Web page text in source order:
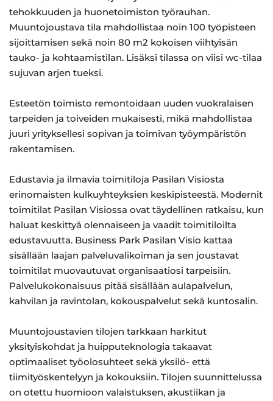
tehokkuuden ja huonetoimiston työrauhan.
Muuntojoustava tila mahdollistaa noin 100 työpisteen
sijoittamisen sekä noin 80 m2 kokoisen viihtyisän
tauko- ja kohtaamistilan. Lisäksi tilassa on viisi wc-tilaa
sujuvan arjen tueksi.
Esteetön toimisto remontoidaan uuden vuokralaisen
tarpeiden ja toiveiden mukaisesti, mikä mahdollistaa
juuri yrityksellesi sopivan ja toimivan työympäristön
rakentamisen.
Edustavia ja ilmavia toimitiloja Pasilan Visiosta
erinomaisten kulkuyhteyksien keskipisteestä. Modernit
toimitilat Pasilan Visiossa ovat täydellinen ratkaisu, kun
haluat keskittyä olennaiseen ja vaadit toimitiloilta
edustavuutta. Business Park Pasilan Visio kattaa
sisällään laajan palveluvalikoiman ja sen joustavat
toimitilat muovautuvat organisaatiosi tarpeisiin.
Palvelukokonaisuus pitää sisällään aulapalvelun,
kahvilan ja ravintolan, kokouspalvelut sekä kuntosalin.
Muuntojoustavien tilojen tarkkaan harkitut
yksityiskohdat ja huipputeknologia takaavat
optimaaliset työolosuhteet sekä yksilö- että
tiimityöskentelyyn ja kokouksiin. Tilojen suunnittelussa
on otettu huomioon valaistuksen, akustiikan ja